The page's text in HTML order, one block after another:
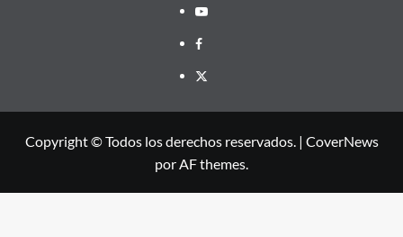
Youtube
Facebook
X
Copyright © Todos los derechos reservados. | CoverNews
por AF themes.